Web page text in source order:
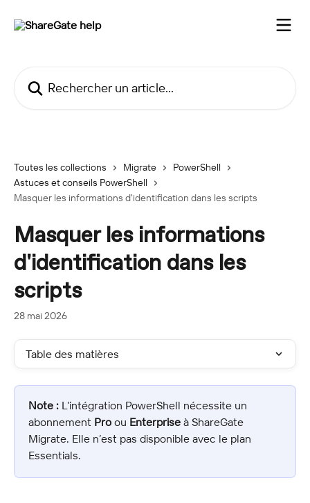
Toutes les collections Migrate
PowerShell
Astuces et conseils PowerShell
Masquer les informations d'identification dans les scripts
Masquer les informations
d'identification dans les
scripts
28 mai 2026
Table des matières
Note : L’intégration PowerShell nécessite un
abonnement Pro ou Enterprise à ShareGate
Migrate. Elle n’est pas disponible avec le plan
Essentials.